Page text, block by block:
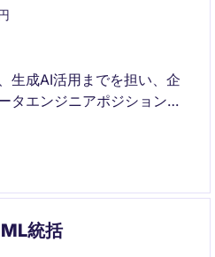
生成AI活用までを担い、企
タエンジニアポジションで
DX支援を通じて、データ活
献します。
統括